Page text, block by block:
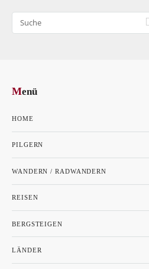
Niederlande - Seite 3
Niederlande
Rotterdam liegt
Autofahrt von Den Haag
Menü
HOME
PILGERN
WANDERN / RADWANDERN
REISEN
BERGSTEIGEN
LÄNDER